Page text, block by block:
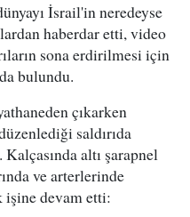
İsrail'in neredeyse
haberdar etti, video
sona erdirilmesi için
bulundu.
çıkarken
saldırıda
altı şarapnel
ve arterlerinde
işine devam etti: